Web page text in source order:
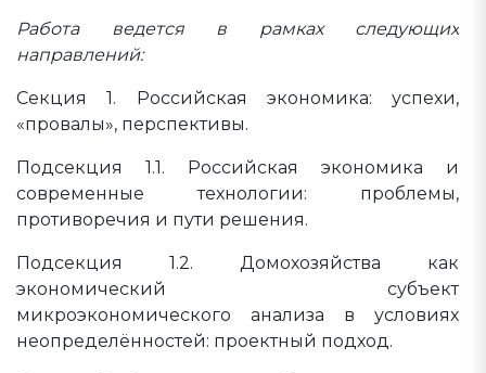
Работа ведется в рамках следующих
направлений:
Секция 1. Российская экономика: успехи,
«провалы», перспективы.
Подсекция 1.1. Российская экономика и
современные технологии: проблемы,
противоречия и пути решения.
Подсекция 1.2. Домохозяйства как
экономический субъект
микроэкономического анализа в условиях
неопределённостей: проектный подход.